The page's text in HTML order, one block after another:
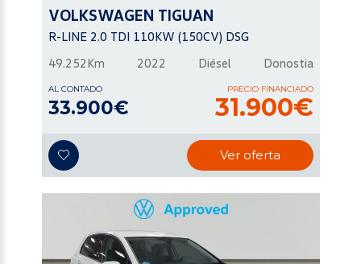
VOLKSWAGEN TIGUAN
R-LINE 2.0 TDI 110KW (150CV) DSG
49.252Km
2022 Diésel Donostia
AL CONTADO
33.900€
PRECIO FINANCIADO
31.900€
Ver oferta